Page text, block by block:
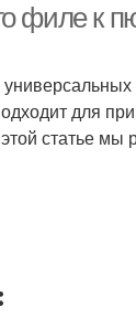
филе к
для
статье мы